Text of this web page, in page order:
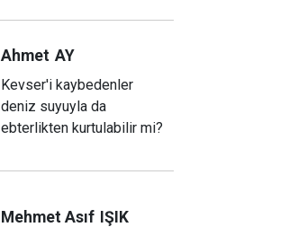
Ahmet AY
Kevser'i kaybedenler
deniz suyuyla da
ebterlikten kurtulabilir mi?
Mehmet Asıf IŞIK